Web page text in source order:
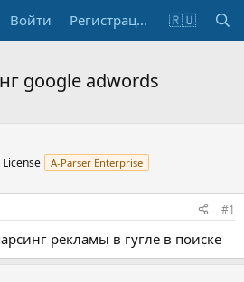
Войти Регистрация 🇷🇺
google adwords
A-Parser Enterprise
#1
рекламы в гугле в поиске